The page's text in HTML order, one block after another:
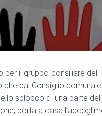
per il gruppo consiliare del
dal Consiglio
sblocco di una parte
porta a casa